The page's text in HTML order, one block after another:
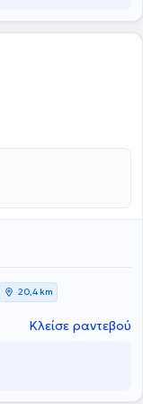
20,4 km
Κλείσε ραντεβού